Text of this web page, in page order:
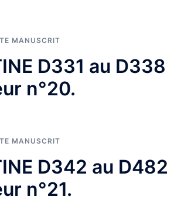
MANUSCRIT
D331 au D338
n°20.
MANUSCRIT
D342 au D482
n°21.